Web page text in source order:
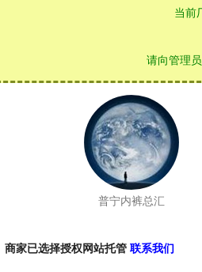
当前
请向管理
普宁内裤总汇
商家已选择授权网站托管 联系我们